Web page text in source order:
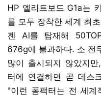
HP 엘리트보드 G1a는
를 모두 장착한 세계 최
젠 AI를 탑재해
676g에 불과하다. 소 전
많이 출시되지 않았지
터에 연결하면 곧 데스
"이런 폼팩터는 전 세계